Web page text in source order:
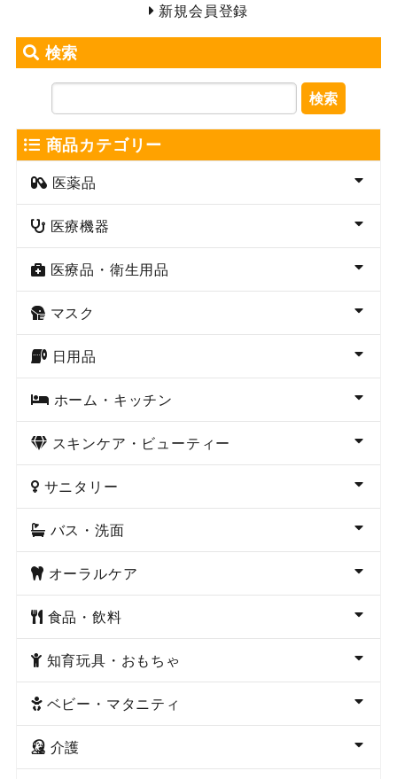
新規会員登録
検索
検索
商品カテゴリー
医薬品
医療機器
医療品・衛生用品
マスク
日用品
ホーム・キッチン
スキンケア・ビューティー
サニタリー
バス・洗面
オーラルケア
食品・飲料
知育玩具・おもちゃ
ベビー・マタニティ
介護